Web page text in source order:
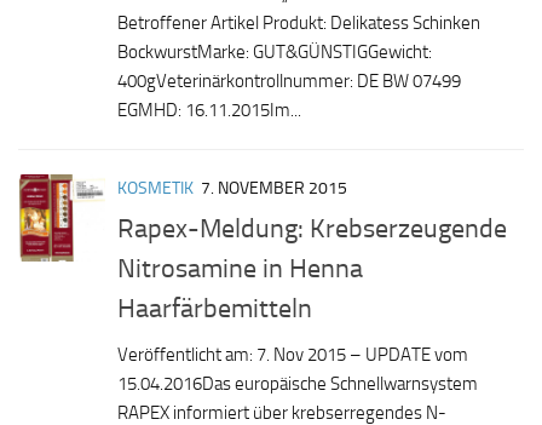
Betroffener Artikel Produkt: Delikatess Schinken
BockwurstMarke: GUT&GÜNSTIGGewicht:
400gVeterinärkontrollnummer: DE BW 07499
EGMHD: 16.11.2015Im...
KOSMETIK 7. NOVEMBER 2015
Rapex-Meldung: Krebserzeugende
Nitrosamine in Henna
Haarfärbemitteln
Veröffentlicht am: 7. Nov 2015 – UPDATE vom
15.04.2016Das europäische Schnellwarnsystem
RAPEX informiert über krebserregendes N-